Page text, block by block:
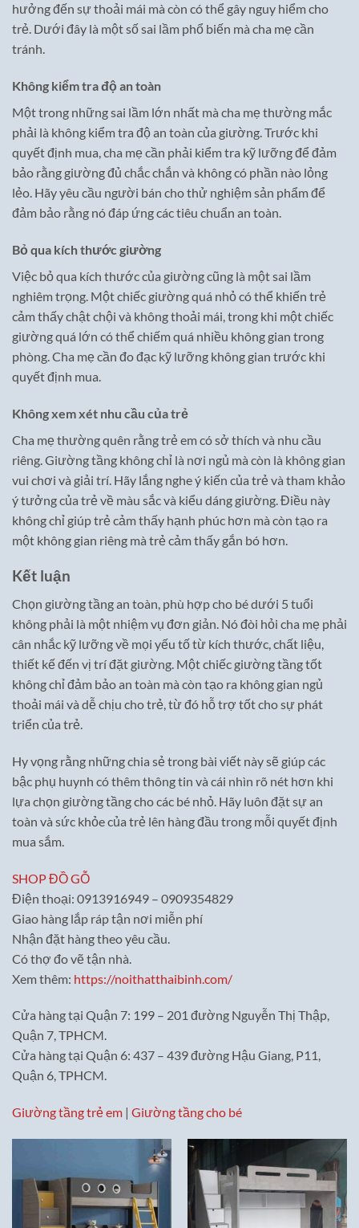
hưởng đến sự thoải mái mà còn có thể gây nguy hiểm cho
trẻ. Dưới đây là một số sai lầm phổ biến mà cha mẹ cần
tránh.
Không kiểm tra độ an toàn
Một trong những sai lầm lớn nhất mà cha mẹ thường mắc
phải là không kiểm tra độ an toàn của giường. Trước khi
quyết định mua, cha mẹ cần phải kiểm tra kỹ lưỡng để đảm
bảo rằng giường đủ chắc chắn và không có phần nào lỏng
lẻo. Hãy yêu cầu người bán cho thử nghiệm sản phẩm để
đảm bảo rằng nó đáp ứng các tiêu chuẩn an toàn.
Bỏ qua kích thước giường
Việc bỏ qua kích thước của giường cũng là một sai lầm
nghiêm trọng. Một chiếc giường quá nhỏ có thể khiến trẻ
cảm thấy chật chội và không thoải mái, trong khi một chiếc
giường quá lớn có thể chiếm quá nhiều không gian trong
phòng. Cha mẹ cần đo đạc kỹ lưỡng không gian trước khi
quyết định mua.
Không xem xét nhu cầu của trẻ
Cha mẹ thường quên rằng trẻ em có sở thích và nhu cầu
riêng. Giường tầng không chỉ là nơi ngủ mà còn là không gian
vui chơi và giải trí. Hãy lắng nghe ý kiến của trẻ và tham khảo
ý tưởng của trẻ về màu sắc và kiểu dáng giường. Điều này
không chỉ giúp trẻ cảm thấy hạnh phúc hơn mà còn tạo ra
một không gian riêng mà trẻ cảm thấy gắn bó hơn.
Kết luận
Chọn giường tầng an toàn, phù hợp cho bé dưới 5 tuổi
không phải là một nhiệm vụ đơn giản. Nó đòi hỏi cha mẹ phải
cân nhắc kỹ lưỡng về mọi yếu tố từ kích thước, chất liệu,
thiết kế đến vị trí đặt giường. Một chiếc giường tầng tốt
không chỉ đảm bảo an toàn mà còn tạo ra không gian ngủ
thoải mái và dễ chịu cho trẻ, từ đó hỗ trợ tốt cho sự phát
triển của trẻ.
Hy vọng rằng những chia sẻ trong bài viết này sẽ giúp các
bậc phụ huynh có thêm thông tin và cái nhìn rõ nét hơn khi
lựa chọn giường tầng cho các bé nhỏ. Hãy luôn đặt sự an
toàn và sức khỏe của trẻ lên hàng đầu trong mỗi quyết định
mua sắm.
SHOP ĐỒ GỖ
Điện thoại: 0913916949 – 0909354829
Giao hàng lắp ráp tận nơi miễn phí
Nhận đặt hàng theo yêu cầu.
Có thợ đo vẽ tận nhà.
Xem thêm: https://noithatthaibinh.com/
Cửa hàng tại Quận 7: 199 – 201 đường Nguyễn Thị Thập,
Quận 7, TPHCM.
Cửa hàng tại Quận 6: 437 – 439 đường Hậu Giang, P11,
Quận 6, TPHCM.
Giường tầng trẻ em | Giường tầng cho bé